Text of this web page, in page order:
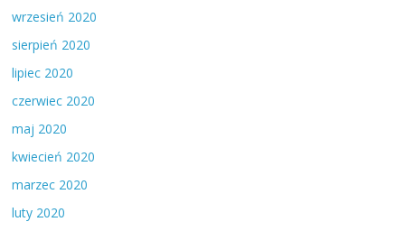
wrzesień 2020
sierpień 2020
lipiec 2020
czerwiec 2020
maj 2020
kwiecień 2020
marzec 2020
luty 2020